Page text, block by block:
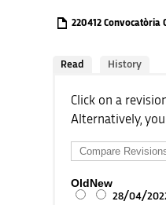
220412 Convocatòria
Read History
Click on a
Alternatively,
OldNew
28/04/